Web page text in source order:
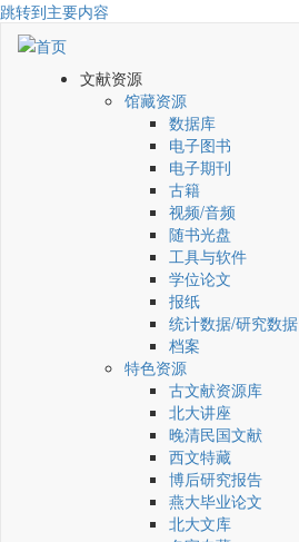
跳转到主要内容
文献资源
馆藏资源
数据库
电子图书
电子期刊
古籍
视频/音频
随书光盘
工具与软件
学位论文
报纸
统计数据/研究数据
档案
特色资源
古文献资源库
北大讲座
晚清民国文献
西文特藏
博后研究报告
燕大毕业论文
北大文库